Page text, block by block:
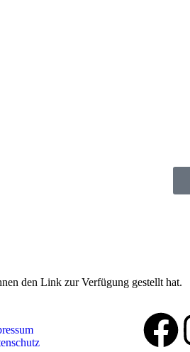
den Link zur Verfügung gestellt hat.